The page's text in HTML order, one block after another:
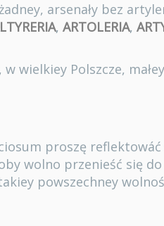
arsenały bez
, ARTOLERIA,
wielkiey Polszcze,
proszę
wolno przenieść się
powszechney